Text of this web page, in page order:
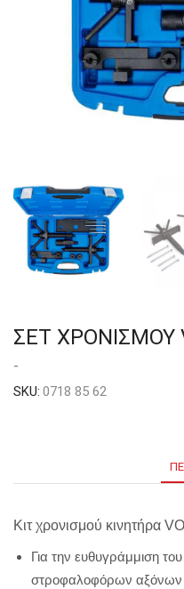
ΣΕΤ ΧΡΟΝΙΣΜΟΥ
-
SKU: 0718 85 62
Κιτ χρονισμού κινητήρα
Για την ευθυγράμμιση
στροφαλοφόρων αξόνων